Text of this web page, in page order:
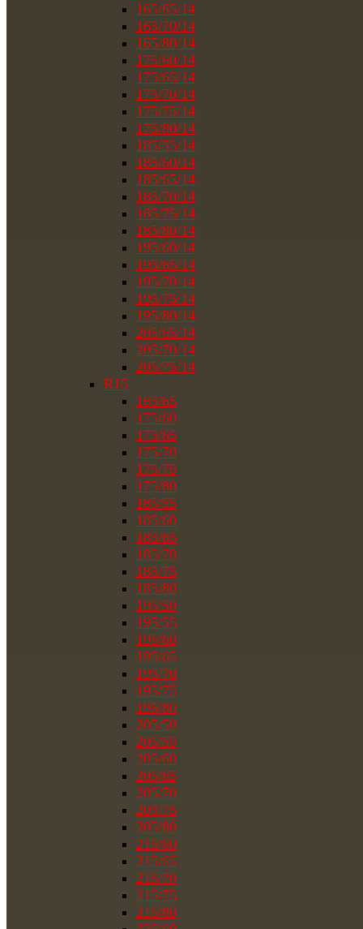
165/65/14
165/70/14
165/80/14
175/60/14
175/65/14
175/70/14
175/75/14
175/80/14
185/55/14
185/60/14
185/65/14
185/70/14
185/75/14
185/80/14
195/60/14
195/65/14
195/70/14
195/75/14
195/80/14
205/65/14
205/70/14
205/75/14
R15
165/65
175/60
175/65
175/70
175/75
175/80
185/55
185/60
185/65
185/70
185/75
185/80
195/50
195/55
195/60
195/65
195/70
195/75
195/80
205/50
205/55
205/60
205/65
205/70
205/75
205/80
215/60
215/65
215/70
215/75
215/80